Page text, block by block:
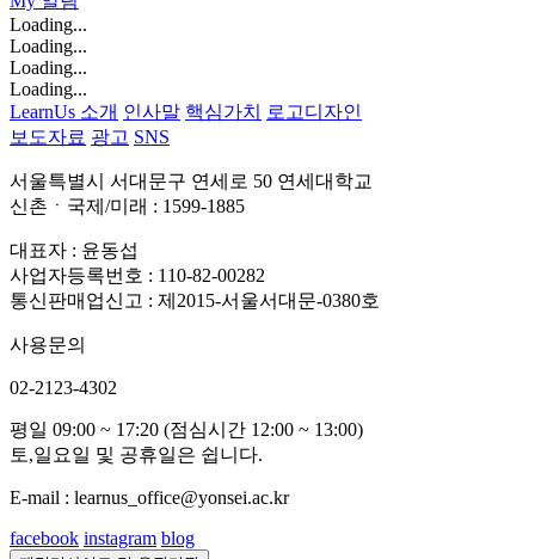
Loading...
Loading...
Loading...
Loading...
LearnUs 소개 인사말 핵심가치
로고디자인
보도자료 광고 SNS
서울특별시 서대문구 연세로 50 연세대학교
신촌ㆍ국제/미래 : 1599-1885
대표자 : 윤동섭
사업자등록번호 : 110-82-00282
통신판매업신고 : 제2015-서울서대문-0380호
사용문의
02-2123-4302
평일 09:00 ~ 17:20 (점심시간 12:00 ~ 13:00)
토,일요일 및 공휴일은 쉽니다.
E-mail : learnus_office@yonsei.ac.kr
facebook instagram blog